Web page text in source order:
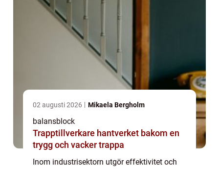
02 augusti 2026 Mikaela Bergholm
balansblock
Trapptillverkare hantverket bakom en
trygg och vacker trappa
Inom industrisektorn utgör effektivitet och